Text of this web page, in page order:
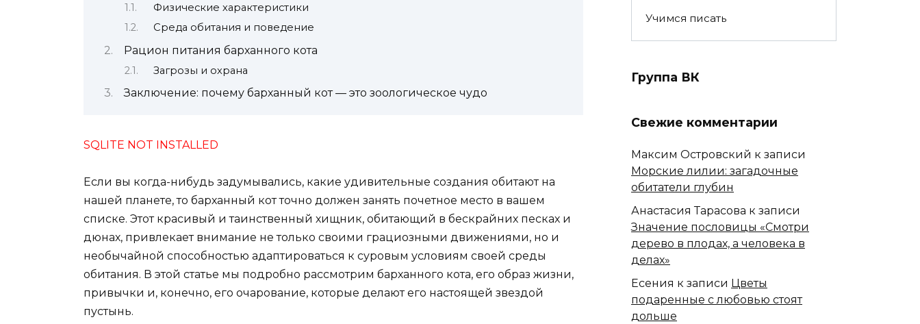
Физические характеристики
Среда обитания и поведение
Рацион питания барханного кота
Загрозы и охрана
Заключение: почему барханный кот — это зоологическое чудо
SQLITE NOT INSTALLED
Если вы когда-нибудь задумывались, какие удивительные создания обитают на
нашей планете, то барханный кот точно должен занять почетное место в вашем
списке. Этот красивый и таинственный хищник, обитающий в бескрайних песках и
дюнах, привлекает внимание не только своими грациозными движениями, но и
необычайной способностью адаптироваться к суровым условиям своей среды
обитания. В этой статье мы подробно рассмотрим барханного кота, его образ жизни,
привычки и, конечно, его очарование, которые делают его настоящей звездой
пустынь.
Учимся писать
Группа ВК
Свежие комментарии
Максим Островский к записи
Морские лилии: загадочные
обитатели глубин
Анастасия Тарасова к записи
Значение пословицы «Смотри
дерево в плодах, а человека в
делах»
Есения к записи Цветы
подаренные с любовью стоят
дольше